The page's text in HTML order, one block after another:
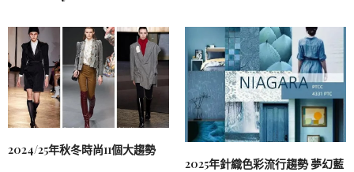
2024/25年秋冬時尚11個大趨勢
2025年針織色彩流行趨勢 夢幻藍